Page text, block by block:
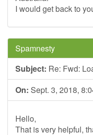
I would get back to
Spamnesty
Subject: Re: Fwd:
On: Sept. 3, 2018,
Hello,
That is very helpful,